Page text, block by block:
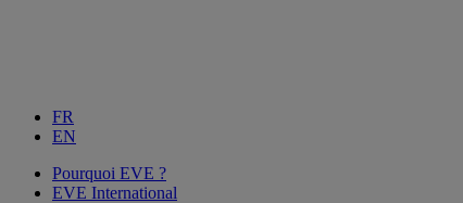
FR
EN
Pourquoi EVE ?
EVE International